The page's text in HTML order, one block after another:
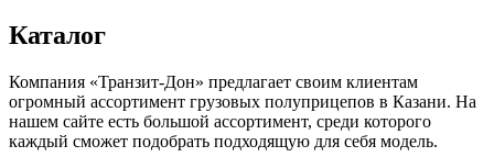
Каталог
Компания «Транзит-Дон» предлагает своим клиентам
огромный ассортимент грузовых полуприцепов в Казани. На
нашем сайте есть большой ассортимент, среди которого
каждый сможет подобрать подходящую для себя модель.